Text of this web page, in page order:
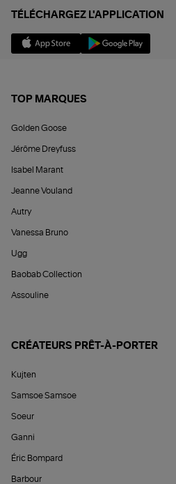
TÉLÉCHARGEZ L'APPLICATION
TOP MARQUES
Golden Goose
Jérôme Dreyfuss
Isabel Marant
Jeanne Vouland
Autry
Vanessa Bruno
Ugg
Baobab Collection
Assouline
CRÉATEURS PRÊT-À-PORTER
Kujten
Samsoe Samsoe
Soeur
Ganni
Éric Bompard
Barbour